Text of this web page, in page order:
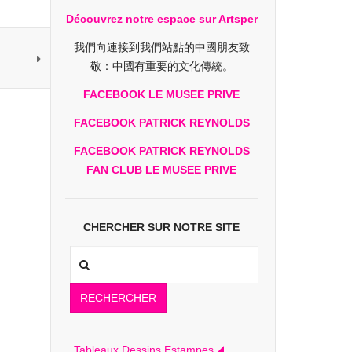
Découvrez notre espace sur Artsper
我們向連接到我們站點的中國朋友致
敬：中國有重要的文化傳統。
FACEBOOK LE MUSEE PRIVE
FACEBOOK PATRICK REYNOLDS
FACEBOOK PATRICK REYNOLDS
FAN CLUB LE MUSEE PRIVE
CHERCHER SUR NOTRE SITE
RECHERCHER